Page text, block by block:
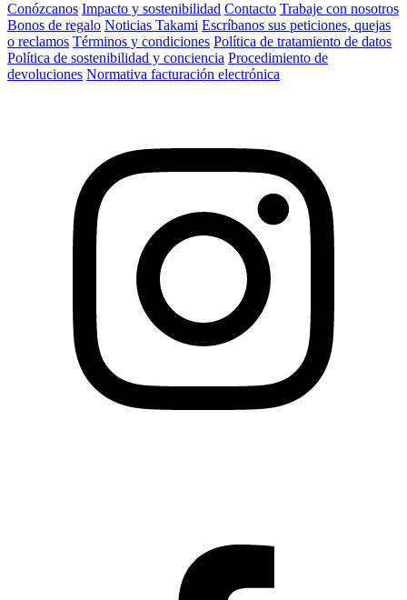
Conózcanos Impacto y sostenibilidad Contacto Trabaje con nosotros
Bonos de regalo Noticias Takami Escríbanos sus peticiones, quejas
o reclamos Términos y condiciones Política de tratamiento de datos
Política de sostenibilidad y conciencia Procedimiento de
devoluciones Normativa facturación electrónica